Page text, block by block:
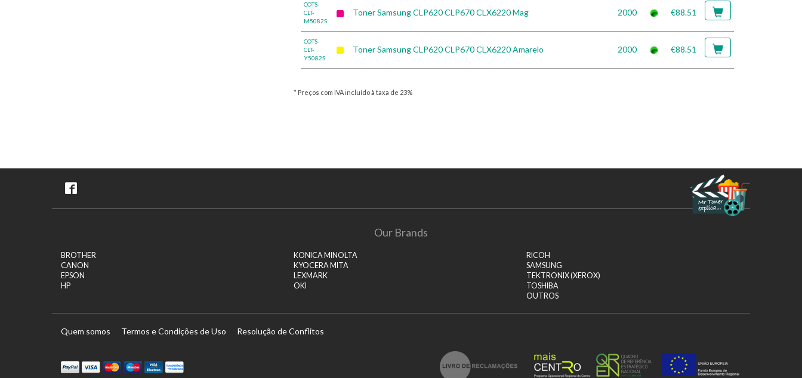
COTS-
CLT-
M5082S
Toner Samsung CLP620 CLP670 CLX6220 Mag 2000 €88.51
COTS-
CLT-
Y5082S
Toner Samsung CLP620 CLP670 CLX6220 Amarelo 2000 €88.51
* Preços com IVA incluído à taxa de 23%
Our Brands
BROTHER
CANON
EPSON
HP
KONICA MINOLTA
KYOCERA MITA
LEXMARK
OKI
RICOH
SAMSUNG
TEKTRONIX (XEROX)
TOSHIBA
OUTROS
Quem somos Termos e Condições de Uso Resolução de Conflitos
Visa Electron
Transferï¿½ncia